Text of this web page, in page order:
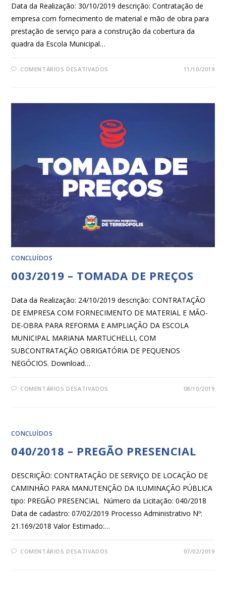
Data da Realização: 30/10/2019 descrição: Contratação de
empresa com fornecimento de material e mão de obra para
prestação de serviço para a construção da cobertura da
quadra da Escola Municipal…
COMENTÁRIOS DESATIVADOS 11/10/2019
CONCLUÍDOS
003/2019 – TOMADA DE PREÇOS
Data da Realização: 24/10/2019 descrição: CONTRATAÇÃO
DE EMPRESA COM FORNECIMENTO DE MATERIAL E MÃO-
DE-OBRA PARA REFORMA E AMPLIAÇÃO DA ESCOLA
MUNICIPAL MARIANA MARTUCHELLI, COM
SUBCONTRATAÇÃO OBRIGATÓRIA DE PEQUENOS
NEGÓCIOS. Download…
COMENTÁRIOS DESATIVADOS 08/10/2019
CONCLUÍDOS
040/2018 – PREGÃO PRESENCIAL
DESCRIÇÃO: CONTRATAÇÃO DE SERVIÇO DE LOCAÇÃO DE
CAMINHÃO PARA MANUTENÇÃO DA ILUMINAÇÃO PÚBLICA
tipo: PREGÃO PRESENCIAL Número da Licitação: 040/2018
Data de cadastro: 07/02/2019 Processo Administrativo Nº:
21.169/2018 Valor Estimado:…
COMENTÁRIOS DESATIVADOS 07/02/2019